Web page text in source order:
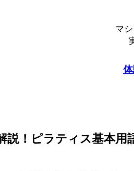
マ
説！ピラティス基本用